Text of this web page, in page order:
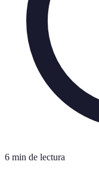
6 min de lectura